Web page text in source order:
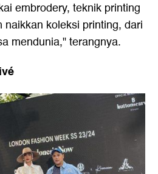
embrodery, teknik printing
koleksi printing, dari
mendunia," terangnya.